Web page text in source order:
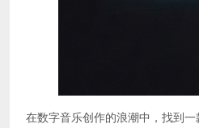
在数字音乐创作的浪潮中，找到